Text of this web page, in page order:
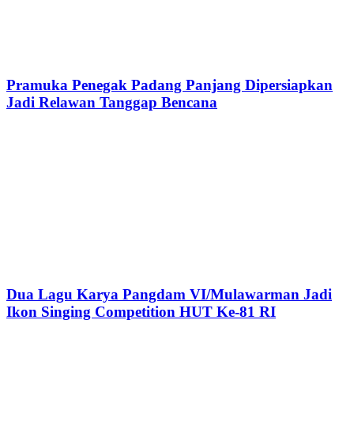
Pramuka Penegak Padang Panjang Dipersiapkan
Jadi Relawan Tanggap Bencana
Dua Lagu Karya Pangdam VI/Mulawarman Jadi
Ikon Singing Competition HUT Ke-81 RI